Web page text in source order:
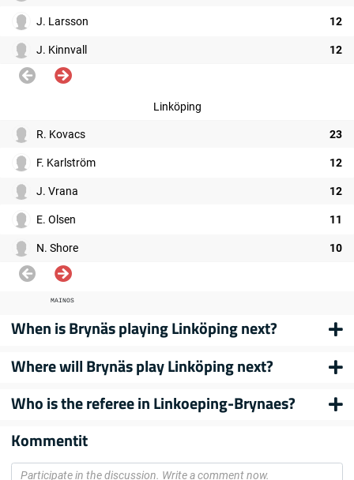
J. Larsson 12
J. Kinnvall 12
Linköping
R. Kovacs 23
F. Karlström 12
J. Vrana 12
E. Olsen 11
N. Shore 10
MAINOS
When is Brynäs playing Linköping next?
Where will Brynäs play Linköping next?
Who is the referee in Linkoeping-Brynaes?
Kommentit